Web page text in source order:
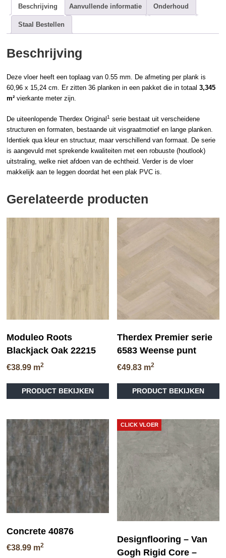
Beschrijving Aanvullende informatie Onderhoud
Staal Bestellen
Beschrijving
Deze vloer heeft een toplaag van 0.55 mm. De afmeting per plank is
60,96 x 15,24 cm. Er zitten 36 planken in een pakket die in totaal3,345
m² vierkante meter zijn.
De uiteenlopendeTherdex Original1 serie bestaat uit verscheidene
structuren en formaten, bestaande uitvisgraatmotief en lange planken.
Identiek qua kleur en structuur, maar verschillend van formaat. De serie
is aangevuld met sprekende kwaliteiten met een robuuste (houtlook)
uitstraling, welke niet afdoen van de echtheid. Verder is de vloer
makkelijk aan te leggen doordat het eenplak PVC is.
Gerelateerde producten
Moduleo Roots
Blackjack Oak 22215
€38.99 m2
PRODUCT BEKIJKEN
variaties.
Deze
optie
kan
gekozen
op
productpagina
Therdex Premier serie
6583 Weense punt
€49.83 m2
PRODUCT BEKIJKEN
Concrete 40876
€38.99 m2
CLICK VLOER
Designflooring – Van
Gogh Rigid Core –